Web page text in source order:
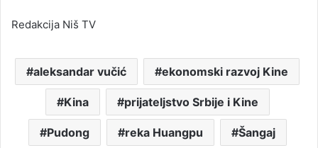
Redakcija Niš TV
aleksandar vučić ekonomski razvoj Kine
Kina prijateljstvo Srbije i Kine
Pudong reka Huangpu Šangaj